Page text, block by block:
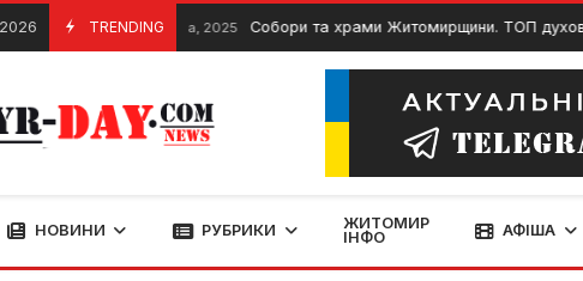
TRENDING
25 Листопада, 2025 Собори та храми Житомирщини. ТОП духовних
НОВИНИ РУБРИКИ
ЖИТОМИР
ІНФО
АФІША